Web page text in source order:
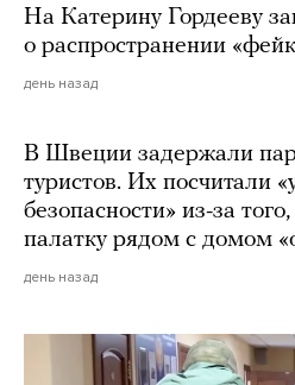
На Катерину Гордееву
о распространении
день назад
В Швеции задержали
туристов. Их посчитали
безопасности» из-за
палатку рядом с домом
день назад